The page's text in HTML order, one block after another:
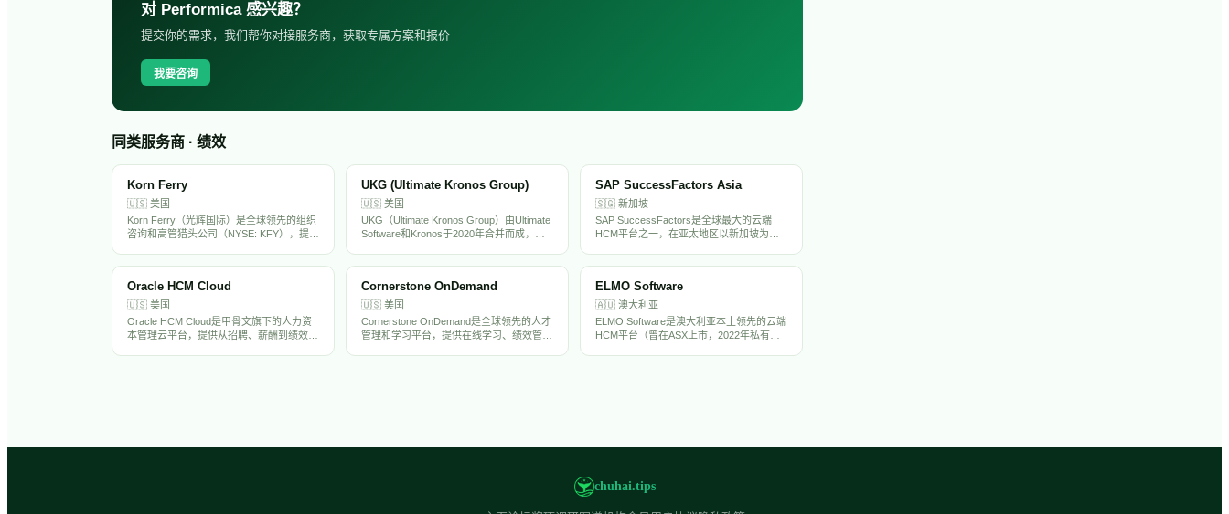
对 Performica感兴趣？
提交你的需求，我们帮你对接服务商，获取专属方案和报价
我要咨询
同类服务商 · 绩效
Korn Ferry
🇺🇸 美国
Korn Ferry（光辉国际）是全球领先的组织
咨询和高管猎头公司（NYSE: KFY），提供
企业聘请海外高管的首选猎头之一。
UKG (Ultimate Kronos Group)
🇺🇸 美国
UKG（Ultimate Kronos Group）由Ultimate
Software和Kronos于2020年合并而成，是
户，覆盖HCM、薪酬、考勤排班和劳动力
管理全场景。公司拥有超过1.5万名员工，
估值超过220亿美元。
SAP SuccessFactors Asia
🇸🇬 新加坡
SAP SuccessFactors是全球最大的云端
HCM平台之一，在亚太地区以新加坡为枢
Oracle HCM Cloud
🇺🇸 美国
Oracle HCM Cloud是甲骨文旗下的人力资
本管理云平台，提供从招聘、薪酬到绩效管
Cornerstone OnDemand
🇺🇸 美国
Cornerstone OnDemand是全球领先的人才
管理和学习平台，提供在线学习、绩效管
ELMO Software
🇦🇺 澳大利亚
ELMO Software是澳大利亚本土领先的云端
HCM平台（曾在ASX上市，2022年私有
chuhai.tips